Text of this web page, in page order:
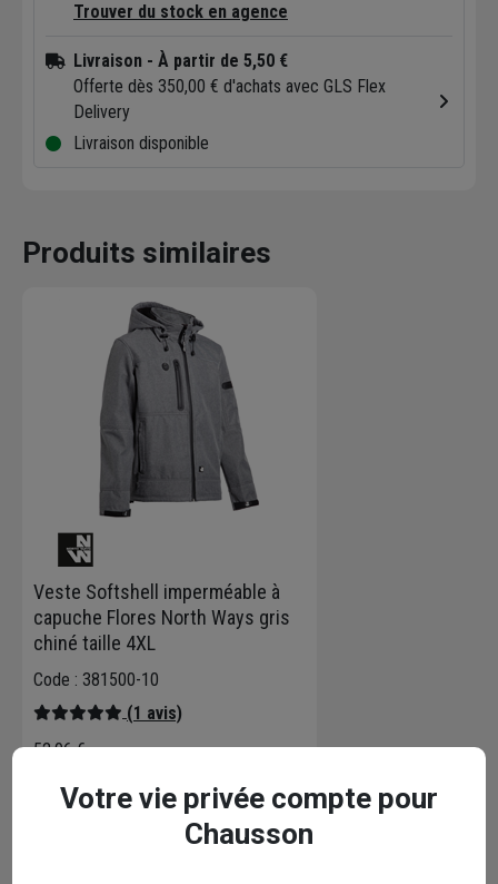
Trouver du stock en agence
Livraison - À partir de 5,50 €
Offerte dès 350,00 € d'achats avec GLS Flex
Delivery
Livraison disponible
Produits similaires
Veste Softshell imperméable à
capuche Flores North Ways gris
chiné taille 4XL
Code : 381500-10
(1 avis)
52,06 €
Choisir une agence pour vérifier le stock
Votre vie privée compte pour
Chausson